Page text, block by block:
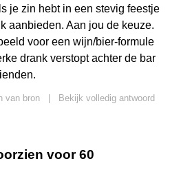
je zin hebt in een stevig feestje
aanbieden. Aan jou de keuze.
voor een wijn/bier-formule
drank verstopt achter de bar
van bron
Bekijk volledig antwoord
voor 60